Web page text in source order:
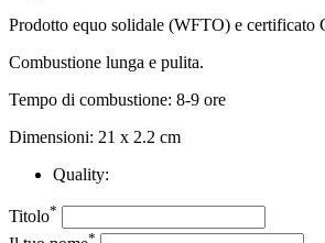
Prodotto equo solidale (WFTO) e certificato
Combustione lunga e pulita.
Tempo di combustione: 8-9 ore
Dimensioni: 21 x 2.2 cm
Quality:
Titolo*
*